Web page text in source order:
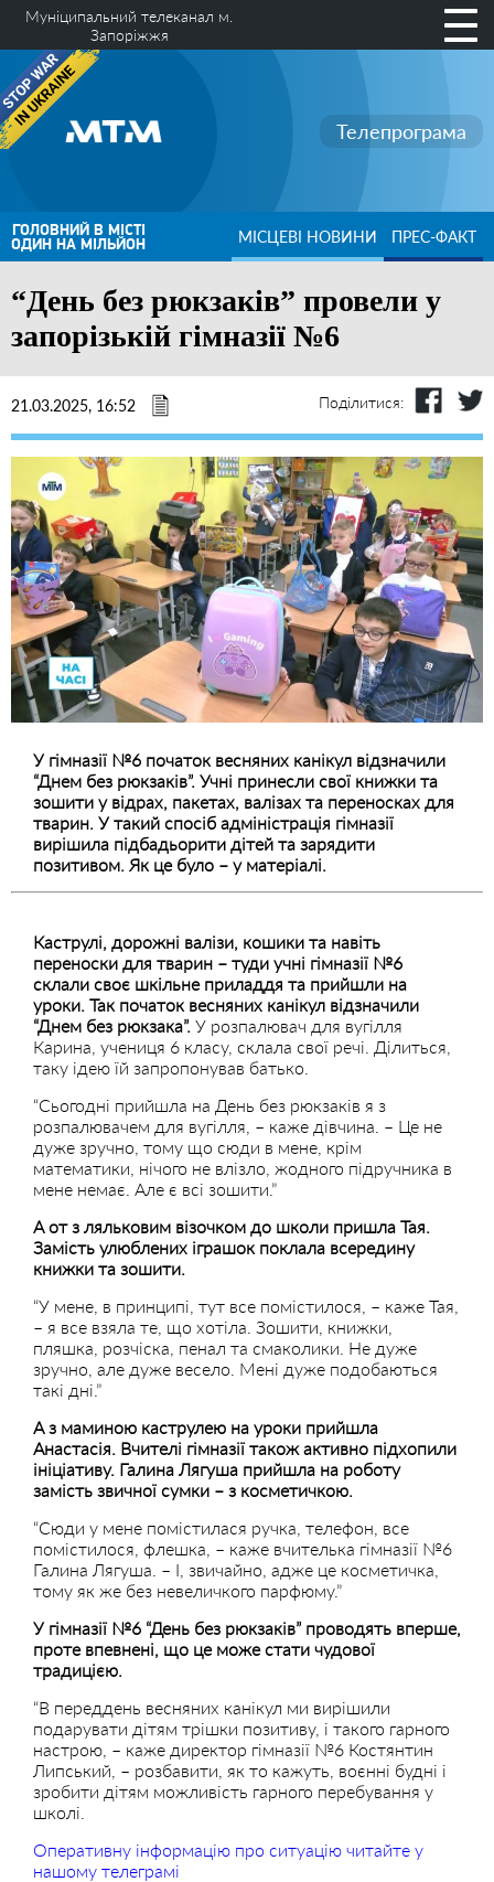
Муніципальний телеканал м.
Запоріжжя
Телепрограма
ГОЛОВНИЙ В МІСТІ
ОДИН НА МІЛЬЙОН МІСЦЕВІ НОВИНИ ПРЕС-ФАКТ
“День без рюкзаків” провели у
запорізькій гімназії №6
21.03.2025, 16:52 Поділитися:
У гімназії №6 початок весняних канікул відзначили
“Днем без рюкзаків”. Учні принесли свої книжки та
зошити у відрах, пакетах, валізах та переносках для
тварин. У такий спосіб адміністрація гімназії
вирішила підбадьорити дітей та зарядити
позитивом. Як це було – у матеріалі.
Каструлі, дорожні валізи, кошики та навіть
переноски для тварин – туди учні гімназії №6
склали своє шкільне приладдя та прийшли на
уроки. Так початок весняних канікул відзначили
“Днем без рюкзака”. У розпалювач для вугілля
Карина, учениця 6 класу, склала свої речі. Ділиться,
таку ідею їй запропонував батько.
“Сьогодні прийшла на День без рюкзаків я з
розпалювачем для вугілля, – каже дівчина. – Це не
дуже зручно, тому що сюди в мене, крім
математики, нічого не влізло, жодного підручника в
мене немає. Але є всі зошити.”
А от з ляльковим візочком до школи пришла Тая.
Замість улюблених іграшок поклала всередину
книжки та зошити.
“У мене, в принципі, тут все помістилося, – каже Тая,
– я все взяла те, що хотіла. Зошити, книжки,
пляшка, розчіска, пенал та смаколики. Не дуже
зручно, але дуже весело. Мені дуже подобаються
такі дні.”
А з маминою каструлею на уроки прийшла
Анастасія. Вчителі гімназії також активно підхопили
ініціативу. Галина Лягуша прийшла на роботу
замість звичної сумки – з косметичкою.
“Сюди у мене помістилася ручка, телефон, все
помістилося, флешка, – каже вчителька гімназії №6
Галина Лягуша. – І, звичайно, адже це косметичка,
тому як же без невеличкого парфюму.”
У гімназії №6 “День без рюкзаків” проводять вперше,
проте впевнені, що це може стати чудової
традицією.
“В переддень весняних канікул ми вирішили
подарувати дітям трішки позитиву, і такого гарного
настрою, – каже директор гімназії №6 Костянтин
Липський, – розбавити, як то кажуть, воєнні будні і
зробити дітям можливість гарного перебування у
школі.
Оперативну інформацію про ситуацію читайте у
нашому телеграмі